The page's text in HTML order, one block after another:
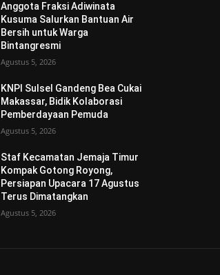
Anggota Fraksi Adiwinata
Kusuma Salurkan Bantuan Air
Bersih untuk Warga
Bintangresmi
Agustus 5, 2026
KNPI Sulsel Gandeng Bea Cukai
Makassar, Bidik Kolaborasi
Pemberdayaan Pemuda
Agustus 5, 2026
Staf Kecamatan Jemaja Timur
Kompak Gotong Royong,
Persiapan Upacara 17 Agustus
Terus Dimatangkan ‎
Agustus 5, 2026